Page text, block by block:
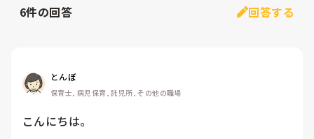
6件の回答 回答する
とんぼ
保育士, 病児保育, 託児所, その他の職場
こんにちは。